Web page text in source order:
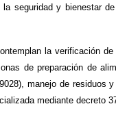
seguridad y bienestar
la verificación
de preparación de
manejo de residuos
mediante decreto